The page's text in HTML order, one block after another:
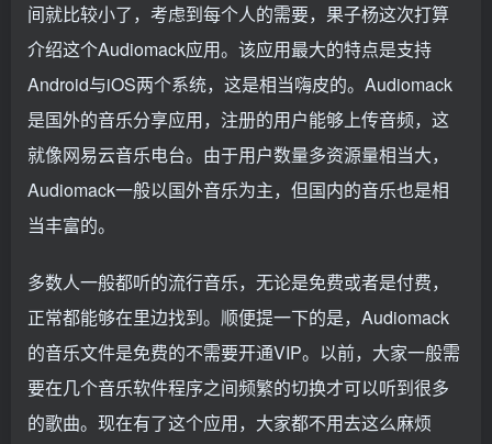
间就比较小了，考虑到每个人的需要，果子杨这次打算
介绍这个Audiomack应用。该应用最大的特点是支持
Android与iOS两个系统，这是相当嗨皮的。Audiomack
是国外的音乐分享应用，注册的用户能够上传音频，这
就像网易云音乐电台。由于用户数量多资源量相当大，
Audiomack一般以国外音乐为主，但国内的音乐也是相
当丰富的。
多数人一般都听的流行音乐，无论是免费或者是付费，
正常都能够在里边找到。顺便提一下的是，Audiomack
的音乐文件是免费的不需要开通VIP。以前，大家一般需
要在几个音乐软件程序之间频繁的切换才可以听到很多
的歌曲。现在有了这个应用，大家都不用去这么麻烦